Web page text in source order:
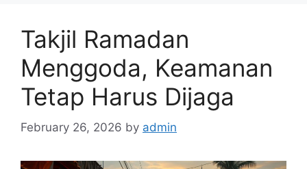
Takjil Ramadan
Menggoda, Keamanan
Tetap Harus Dijaga
February 26, 2026 by admin